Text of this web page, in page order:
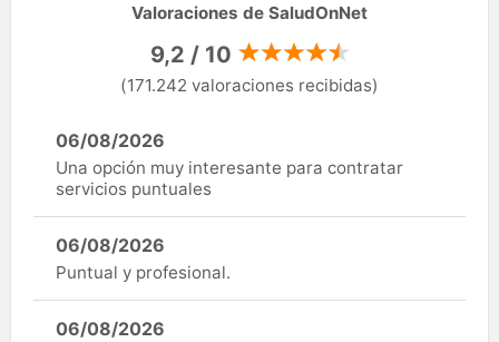
Valoraciones de SaludOnNet
9,2 / 10
(171.242 valoraciones recibidas)
06/08/2026
Una opción muy interesante para contratar
servicios puntuales
06/08/2026
Puntual y profesional.
06/08/2026